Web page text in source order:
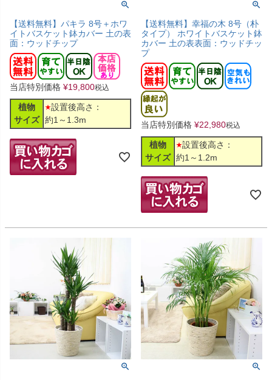
【送料無料】パキラ 8号＋ホワ
イトバスケット鉢カバー 土の表
面：ウッドチップ
当店特別価格 ¥19,800税込
植物
サイズ
設置後高さ：
約1～1.3m
【送料無料】幸福の木 8号（朴
タイプ） ホワイトバスケット鉢
カバー 土の表表面：ウッドチッ
プ
当店特別価格 ¥22,980税込
植物
サイズ
設置後高さ：
約1～1.2m